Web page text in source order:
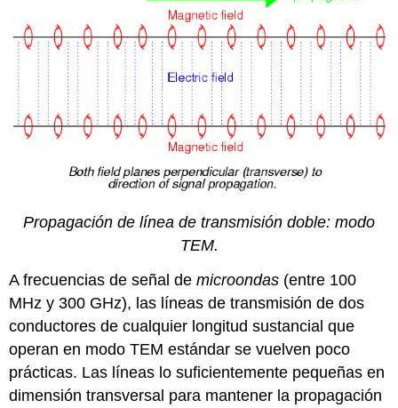
Propagación de línea de transmisión doble: modo
TEM.
A frecuencias de señal demicroondas (entre 100
MHz y 300 GHz), las líneas de transmisión de dos
conductores de cualquier longitud sustancial que
operan en modo TEM estándar se vuelven poco
prácticas. Las líneas lo suficientemente pequeñas en
dimensión transversal para mantener la propagación